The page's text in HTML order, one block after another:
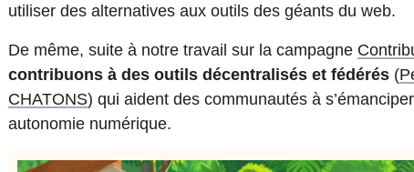
utiliser des alternatives aux outils des géants du web.
De même, suite à notre travail sur la campagne
contribuons à des outils décentralisés et fédérés(
CHATONS) qui aident des communautés à
autonomie numérique.